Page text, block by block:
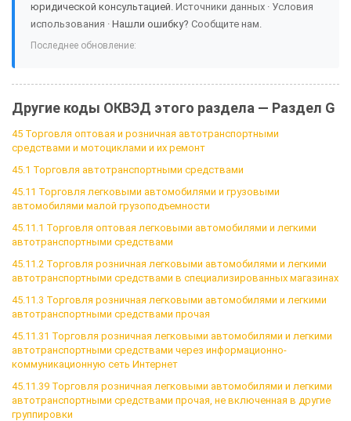
юридической консультацией. Источники данных · Условия
использования · Нашли ошибку? Сообщите нам.
Последнее обновление:
Другие коды ОКВЭД этого раздела — Раздел G
45 Торговля оптовая и розничная автотранспортными
средствами и мотоциклами и их ремонт
45.1 Торговля автотранспортными средствами
45.11 Торговля легковыми автомобилями и грузовыми
автомобилями малой грузоподъемности
45.11.1 Торговля оптовая легковыми автомобилями и легкими
автотранспортными средствами
45.11.2 Торговля розничная легковыми автомобилями и легкими
автотранспортными средствами в специализированных магазинах
45.11.3 Торговля розничная легковыми автомобилями и легкими
автотранспортными средствами прочая
45.11.31 Торговля розничная легковыми автомобилями и легкими
автотранспортными средствами через информационно-
коммуникационную сеть Интернет
45.11.39 Торговля розничная легковыми автомобилями и легкими
автотранспортными средствами прочая, не включенная в другие
группировки